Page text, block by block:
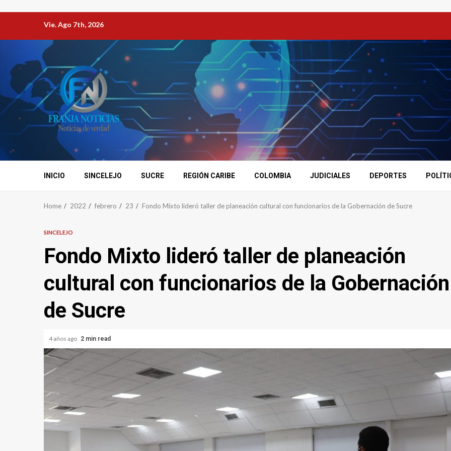
Vie. Ago 7th, 2026
INICIO SINCELEJO SUCRE REGIÓN CARIBE COLOMBIA JUDICIALES DEPORTES
Home 2022 febrero 23 Fondo Mixto lideró taller de planeación cultural con funcionarios de la Gobernación de Sucre
SINCELEJO
Fondo Mixto lideró taller de planeación
cultural con funcionarios de la Gobernación
de Sucre
4 años ago 2 min read